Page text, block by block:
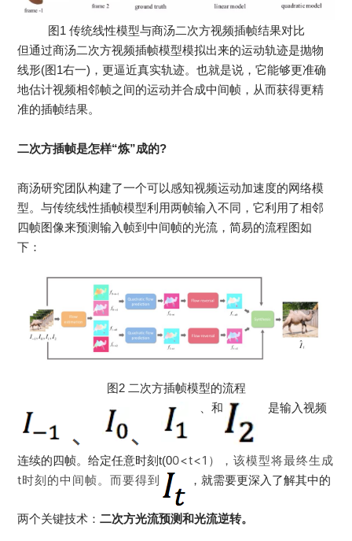
图1 传统线性模型与商汤二次方视频插帧结果对比
但通过商汤二次方视频插帧模型模拟出来的运动轨迹是抛物
线形(图1右一)，更逼近真实轨迹。也就是说，它能够更准确
地估计视频相邻帧之间的运动并合成中间帧，从而获得更精
准的插帧结果。
二次方插帧是怎样“炼”成的?
商汤研究团队构建了一个可以感知视频运动加速度的网络模
型。与传统线性插帧模型利用两帧输入不同，它利用了相邻
四帧图像来预测输入帧到中间帧的光流，简易的流程图如
下：
图2 二次方插帧模型的流程
、和
是输入视频
连续的四帧。给定任意时刻t(00<t<1），该模型将最终生成
t时刻的中间帧。而要得到
，就需要更深入了解其中的
两个关键技术：二次方光流预测和光流逆转。